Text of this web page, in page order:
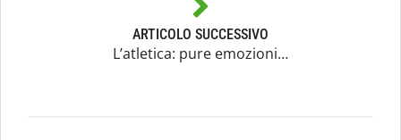
ARTICOLO SUCCESSIVO
L’atletica: pure emozioni…